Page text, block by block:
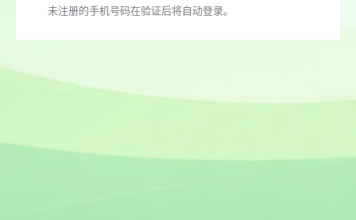
未注册的手机号码在验证后将自动登录。